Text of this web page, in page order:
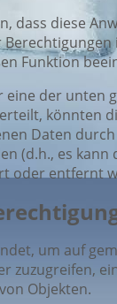
dass diese
Funktion
eine der unten
könnten
Daten
(d.h., es kann
oder entfernt
um auf
zuzugreifen,
Objekten.